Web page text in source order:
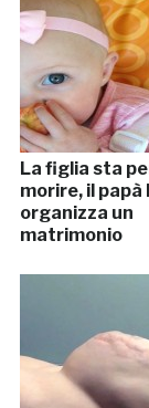
La figlia sta
morire, il papà
organizza un
matrimonio